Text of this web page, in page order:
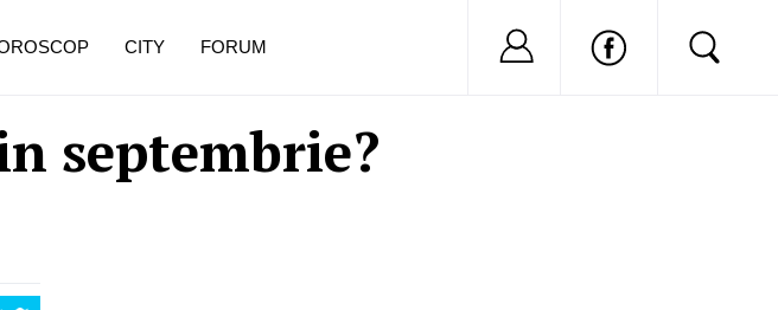
septembrie?
CITY FORUM Nu ai cont?
ce înaintezi în vârstă